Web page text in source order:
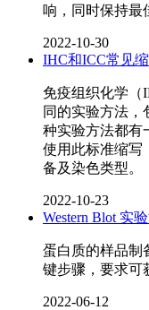
响，同时保持最
2022-10-30
IHC和ICC常见
免疫组织化学（
同的实验方法，
种实验方法都有
使用此标准缩写
备及染色类型。
2022-10-23
Western Blot 实
蛋白质的样品制
键步骤，要求可
2022-06-12